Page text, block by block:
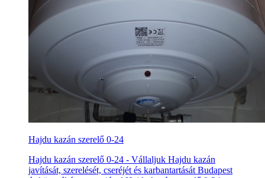
Hajdu kazán szerelő 0-24
Hajdu kazán szerelő 0-24 - Vállaljuk Hajdu kazán
javítását, szerelését, cseréjét és karbantartását Budapest